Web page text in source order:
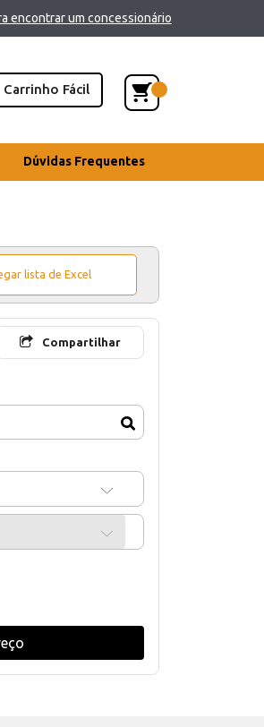
encontrar um concessionário
Carrinho Fácil
Dúvidas Frequentes
lista de Excel
Compartilhar